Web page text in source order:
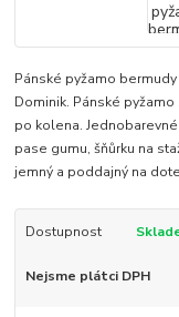
Pánské pyžamo
Dominik. Pánské
po kolena.
pase gumu, šňůrku na
jemný a poddajný na
Dostupnost
Nejsme plátci DPH